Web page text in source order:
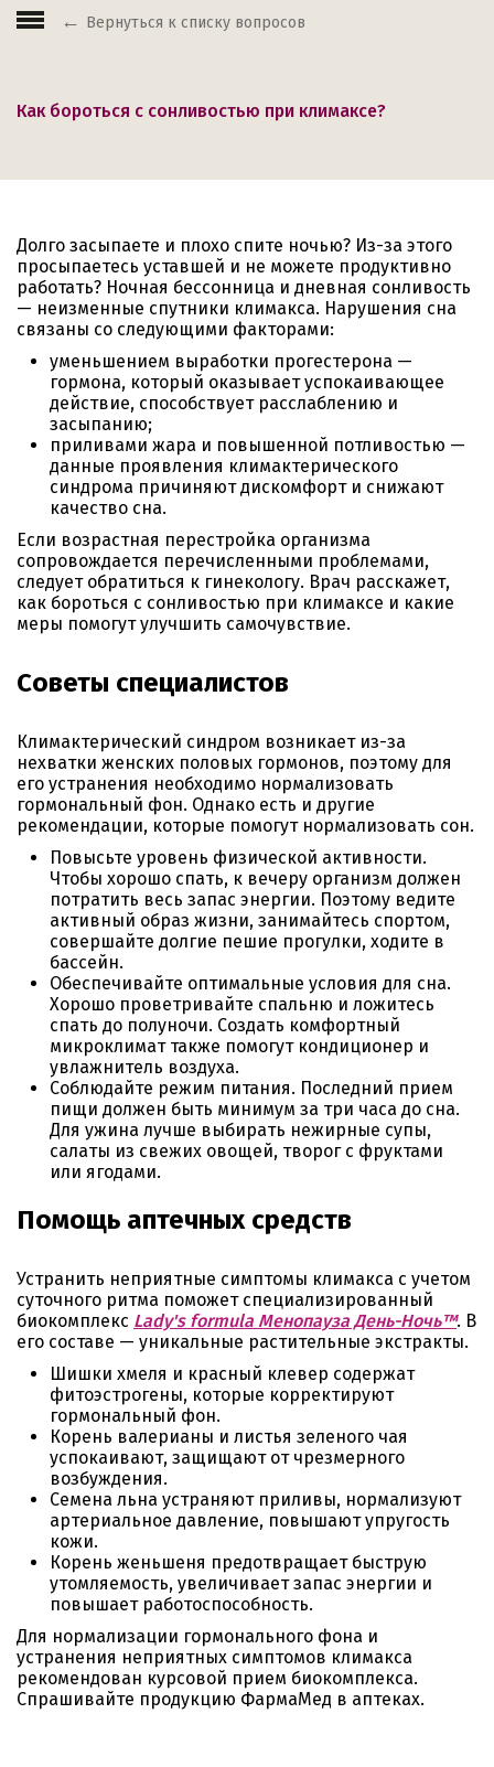
Вернуться к списку вопросов
Как бороться с сонливостью при климаксе?
Долго засыпаете и плохо спите ночью? Из-за этого
просыпаетесь уставшей и не можете продуктивно
работать? Ночная бессонница и дневная сонливость
— неизменные спутники климакса. Нарушения сна
связаны со следующими факторами:
уменьшением выработки прогестерона —
гормона, который оказывает успокаивающее
действие, способствует расслаблению и
засыпанию;
приливами жара и повышенной потливостью —
данные проявления климактерического
синдрома причиняют дискомфорт и снижают
качество сна.
Если возрастная перестройка организма
сопровождается перечисленными проблемами,
следует обратиться к гинекологу. Врач расскажет,
как бороться с сонливостью при климаксе и какие
меры помогут улучшить самочувствие.
Советы специалистов
Климактерический синдром возникает из-за
нехватки женских половых гормонов, поэтому для
его устранения необходимо нормализовать
гормональный фон. Однако есть и другие
рекомендации, которые помогут нормализовать сон.
Повысьте уровень физической активности.
Чтобы хорошо спать, к вечеру организм должен
потратить весь запас энергии. Поэтому ведите
активный образ жизни, занимайтесь спортом,
совершайте долгие пешие прогулки, ходите в
бассейн.
Обеспечивайте оптимальные условия для сна.
Хорошо проветривайте спальню и ложитесь
спать до полуночи. Создать комфортный
микроклимат также помогут кондиционер и
увлажнитель воздуха.
Соблюдайте режим питания. Последний прием
пищи должен быть минимум за три часа до сна.
Для ужина лучше выбирать нежирные супы,
салаты из свежих овощей, творог с фруктами
или ягодами.
Помощь аптечных средств
Устранить неприятные симптомы климакса с учетом
суточного ритма поможет специализированный
биокомплекс Lady's formula Менопауза День-Ночь™. В
его составе — уникальные растительные экстракты.
Шишки хмеля и красный клевер содержат
фитоэстрогены, которые корректируют
гормональный фон.
Корень валерианы и листья зеленого чая
успокаивают, защищают от чрезмерного
возбуждения.
Семена льна устраняют приливы, нормализуют
артериальное давление, повышают упругость
кожи.
Корень женьшеня предотвращает быструю
утомляемость, увеличивает запас энергии и
повышает работоспособность.
Для нормализации гормонального фона и
устранения неприятных симптомов климакса
рекомендован курсовой прием биокомплекса.
Спрашивайте продукцию ФармаМед в аптеках.